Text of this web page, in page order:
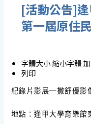
[活動公告]
第一屆原住
字體大小縮小字體
列印
紀錄片影展─撒舒優影
地點：逢甲大學育樂館